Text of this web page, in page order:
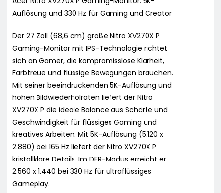
Auflösung und 330 Hz für Gaming und Creator
Der 27 Zoll (68,6 cm) große Nitro XV270X P
Gaming-Monitor mit IPS-Technologie richtet
sich an Gamer, die kompromisslose Klarheit,
Farbtreue und flüssige Bewegungen brauchen.
Mit seiner beeindruckenden 5K-Auflösung und
hohen Bildwiederholraten liefert der Nitro
XV270X P die ideale Balance aus Schärfe und
Geschwindigkeit für flüssiges Gaming und
kreatives Arbeiten. Mit 5K-Auflösung (5.120 x
2.880) bei 165 Hz liefert der Nitro XV270X P
kristallklare Details. Im DFR-Modus erreicht er
2.560 x 1.440 bei 330 Hz für ultraflüssiges
Gameplay.